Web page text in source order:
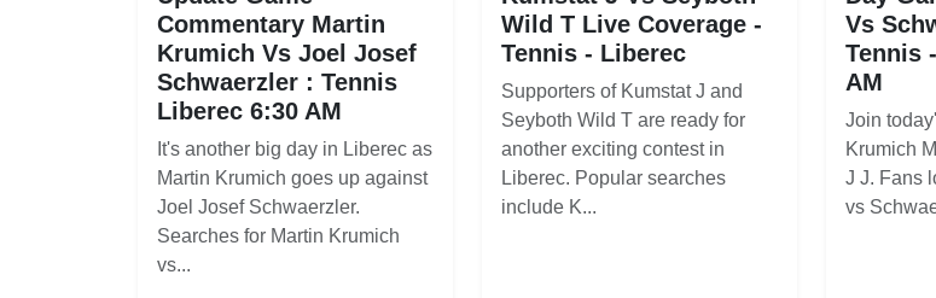
Commentary Martin
Krumich Vs Joel Josef
Schwaerzler : Tennis
Liberec 6:30 AM
It's another big day in Liberec as
Martin Krumich goes up against
Joel Josef Schwaerzler.
Searches for Martin Krumich
vs...
Wild T Live Coverage -
Tennis - Liberec
Supporters of Kumstat J and
Seyboth Wild T are ready for
another exciting contest in
Liberec. Popular searches
include K...
Vs
Tennis
AM
Join
Krumich
J J. Fans
vs